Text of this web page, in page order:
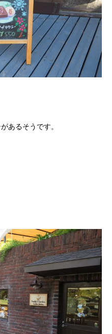
あるそうです。